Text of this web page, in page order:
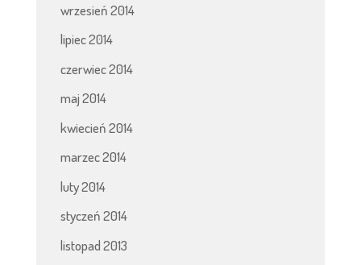
wrzesień 2014
lipiec 2014
czerwiec 2014
maj 2014
kwiecień 2014
marzec 2014
luty 2014
styczeń 2014
listopad 2013